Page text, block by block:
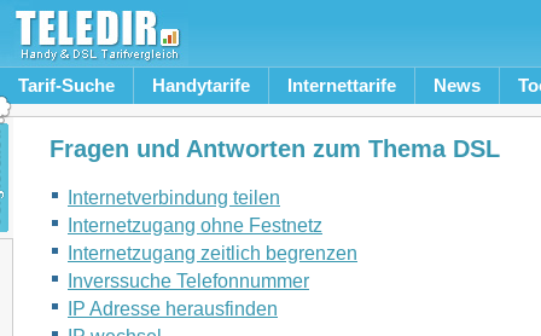
Tarif-Suche Handytarife Internettarife News
Fragen und Antworten zum Thema DSL
Internetverbindung teilen
Internetzugang ohne Festnetz
Internetzugang zeitlich begrenzen
Inverssuche Telefonnummer
IP Adresse herausfinden